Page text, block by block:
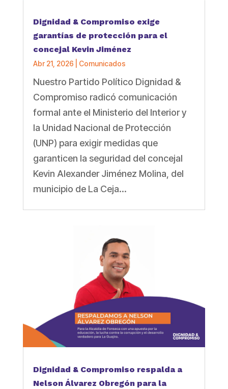
Dignidad & Compromiso exige
garantías de protección para el
concejal Kevin Jiménez
Abr 21, 2026 Comunicados
Nuestro Partido Político Dignidad &
Compromiso radicó comunicación
formal ante el Ministerio del Interior y
la Unidad Nacional de Protección
(UNP) para exigir medidas que
garanticen la seguridad del concejal
Kevin Alexander Jiménez Molina, del
municipio de La Ceja...
Dignidad & Compromiso respalda a
Nelson Álvarez Obregón para la